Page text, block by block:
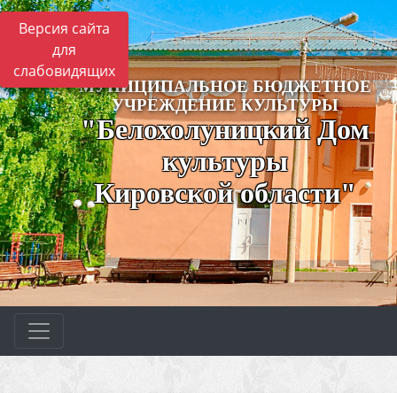
Версия сайта
для
слабовидящих
МУНИЦИПАЛЬНОЕ БЮДЖЕТНОЕ
УЧРЕЖДЕНИЕ КУЛЬТУРЫ
"Белохолуницкий Дом
культуры
Кировской области"